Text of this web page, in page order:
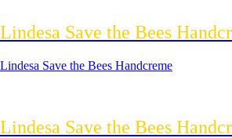
Lindesa Save the Bees
Lindesa Save the Bees Handcreme
Lindesa Save the Bees